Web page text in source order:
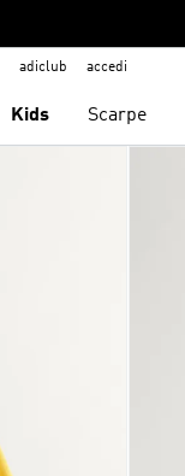
adiclub accedi
Kids Scarpe